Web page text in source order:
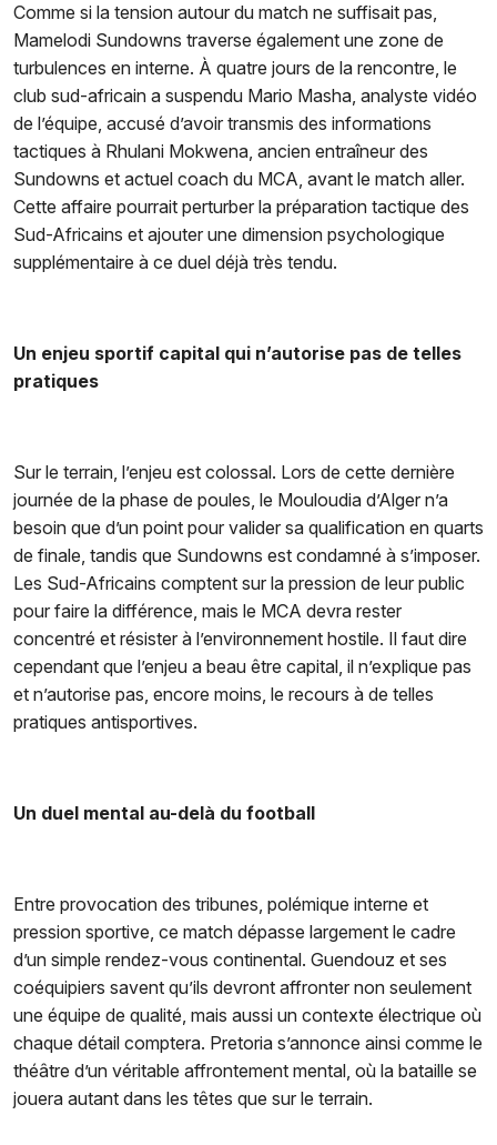
Comme si la tension autour du match ne suffisait pas,
Mamelodi Sundowns traverse également une zone de
turbulences en interne. À quatre jours de la rencontre, le
club sud-africain a suspendu Mario Masha, analyste vidéo
de l’équipe, accusé d’avoir transmis des informations
tactiques à Rhulani Mokwena, ancien entraîneur des
Sundowns et actuel coach du MCA, avant le match aller.
Cette affaire pourrait perturber la préparation tactique des
Sud-Africains et ajouter une dimension psychologique
supplémentaire à ce duel déjà très tendu.
Un enjeu sportif capital qui n’autorise pas de telles
pratiques
Sur le terrain, l’enjeu est colossal. Lors de cette dernière
journée de la phase de poules, le Mouloudia d’Alger n’a
besoin que d’un point pour valider sa qualification en quarts
de finale, tandis que Sundowns est condamné à s’imposer.
Les Sud-Africains comptent sur la pression de leur public
pour faire la différence, mais le MCA devra rester
concentré et résister à l’environnement hostile. Il faut dire
cependant que l’enjeu a beau être capital, il n’explique pas
et n’autorise pas, encore moins, le recours à de telles
pratiques antisportives.
Un duel mental au-delà du football
Entre provocation des tribunes, polémique interne et
pression sportive, ce match dépasse largement le cadre
d’un simple rendez-vous continental. Guendouz et ses
coéquipiers savent qu’ils devront affronter non seulement
une équipe de qualité, mais aussi un contexte électrique où
chaque détail comptera. Pretoria s’annonce ainsi comme le
théâtre d’un véritable affrontement mental, où la bataille se
jouera autant dans les têtes que sur le terrain.